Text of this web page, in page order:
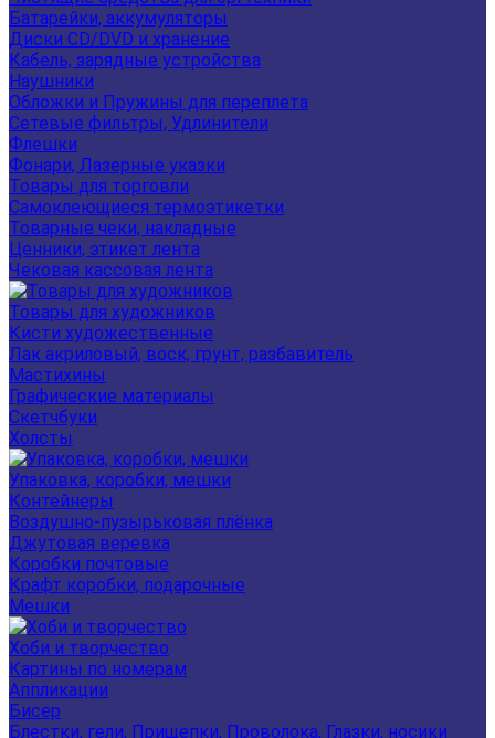
Батарейки, аккумуляторы
Диски CD/DVD и хранение
Кабель, зарядные устройства
Наушники
Обложки и Пружины для переплета
Сетевые фильтры, Удлинители
Флешки
Фонари, Лазерные указки
Товары для торговли
Самоклеющиеся термоэтикетки
Товарные чеки, накладные
Ценники, этикет лента
Чековая кассовая лента
Товары для художников
Кисти художественные
Лак акриловый, воск, грунт, разбавитель
Мастихины
Графические материалы
Скетчбуки
Холсты
Упаковка, коробки, мешки
Контейнеры
Воздушно-пузырьковая плёнка
Джутовая веревка
Коробки почтовые
Крафт коробки, подарочные
Мешки
Хоби и творчество
Картины по номерам
Аппликации
Бисер
Блестки, гели, Прищепки, Проволока, Глазки, носики